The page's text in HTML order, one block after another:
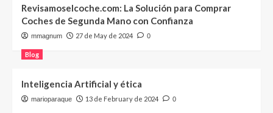
Revisamoselcoche.com: La Solución para Comprar
Coches de Segunda Mano con Confianza
mmagnum 27 de May de 2024 0
Blog
Inteligencia Artificial y ética
marioparaque 13 de February de 2024 0